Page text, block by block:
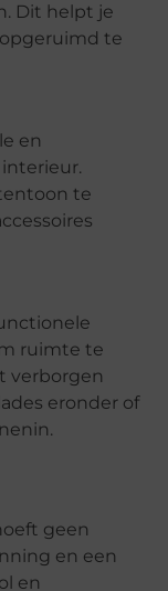
Dit helpt je
te
en
te
ruimte te
verborgen
eronder of
geen
en een
en